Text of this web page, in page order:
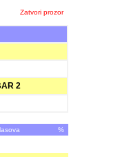
Zatvori prozor
2
%